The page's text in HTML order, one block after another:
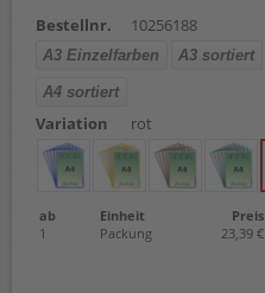
Bestellnr.
10256188
A3 Einzelfarben A3 sortiert
A4 sortiert
Variation rot
ab Einheit
Preis
1
Packung 23,39 €